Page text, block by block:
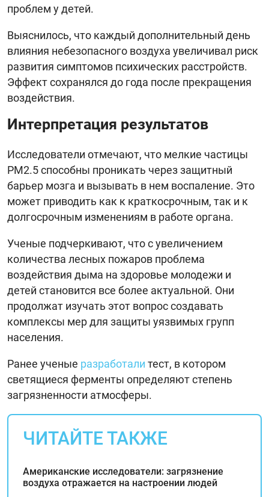
проблем у детей.
Выяснилось, что каждый дополнительный день
влияния небезопасного воздуха увеличивал риск
развития симптомов психических расстройств.
Эффект сохранялся до года после прекращения
воздействия.
Интерпретация результатов
Исследователи отмечают, что мелкие частицы
PM2.5 способны проникать через защитный
барьер мозга и вызывать в нем воспаление. Это
может приводить как к краткосрочным, так и к
долгосрочным изменениям в работе органа.
Ученые подчеркивают, что с увеличением
количества лесных пожаров проблема
воздействия дыма на здоровье молодежи и
детей становится все более актуальной. Они
продолжат изучать этот вопрос создавать
комплексы мер для защиты уязвимых групп
населения.
Ранее ученые разработали тест, в котором
светящиеся ферменты определяют степень
загрязненности атмосферы.
ЧИТАЙТЕ ТАКЖЕ
Американские исследователи: загрязнение
воздуха отражается на настроении людей